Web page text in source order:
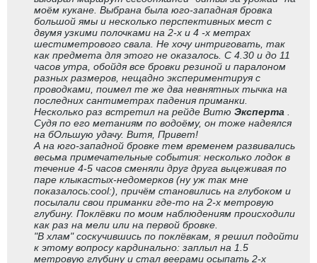
моём кукане. Выбрана была юго-западная бровка
большой ямы и несколько перспективных мест с
двумя узкими полочками на 2-х и 4 -х метрах
шестиметрового свала. Не хочу интриговать, так
как предмета для этого не оказалось. С 4.30 и до 11
часов утра, обойдя все бровки резиной и паралоном
разных размеров, нещадно экспериментируя с
проводками, поимел те же два невнятных тычка на
последних сантиметрах падения приманки.
Несколько раз встретил на рейде Витю Эксперта
Судя по его метаниям по водоёму, он тоже надеялся
на бОльшую удачу. Витя, Привет!
А на юго-западной бровке тем временем развивались
весьма примечательные события: несколько лодок в
течение 4-5 часов сменяли друг друга выцеживая по
паре клыкастых-недомерков (ну уж так мне
показалось:cool:), причём становились на глубоком и
посылали свои приманки где-то на 2-х метровую
глубину. Поклёвки по моим наблюдениям происходили
как раз на мели или на первой бровке.
"В хлам" соскучившись по поклёвкам, я решил подойти
к этому вопросу кардинально: заплыл на 1.5
метровую глубину и стал веерами осыпать 2-х